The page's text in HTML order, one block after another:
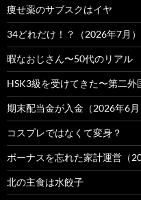
痩せ薬のサブスクはイヤ
34どれだけ！？（2026年7月）
暇なおじさん〜50代のリアル
HSK3級を受けてきた〜第二外
期末配当金が入金（2026年6月
コスプレではなくて変身？
ボーナスを忘れた家計運営（
北の主食は水餃子